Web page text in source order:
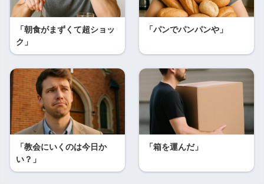
「朝食がまずくて超ショッ
ク」
「パンでパンパンや」
「教会にいくのは今日か
い？」
「箱を運んだ」